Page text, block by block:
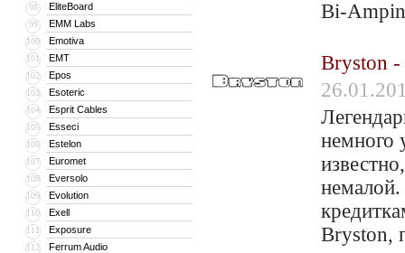
98 EliteBoard
99 EMM Labs
100 Emotiva
101 EMT
102 Epos
103 Esoteric
104 Esprit Cables
105 Esseci
106 Estelon
107 Euromet
108 Eversolo
109 Evolution
110 Exell
111 Exposure
112 Ferrum Audio
Bi-
Bryston -
немного
немалой.
Bryston,